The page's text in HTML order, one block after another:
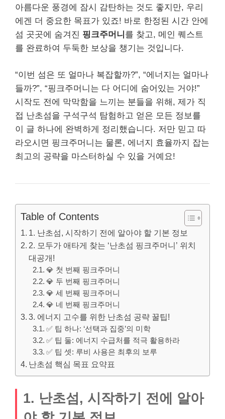
아름다운 풍경에 잠시 감탄하는 것도 좋지만, 우리
에겐 더 중요한 목표가 있죠! 바로 한정된 시간 안에
섬 곳곳에 숨겨진 핑크주머니 를 찾고, 메인 퀘스트
를 완료하여 두둑한 보상을 챙기는 것입니다.
“이번 섬은 또 얼마나 복잡할까?”, “에너지는 얼마나
들까?”, “핑크주머니는 다 어디에 숨어있는 거야!”
시작도 전에 막막함을 느끼는 분들을 위해, 제가 직
접 난초섬을 구석구석 탐험하고 얻은 모든 정보를
이 글 하나에 완벽하게 정리했습니다. 저만 믿고 따
라오시면 핑크주머니는 물론, 에너지 효율까지 잡는
최고의 공략을 마스터하실 수 있을 거예요!
Table of Contents
1. 난초섬, 시작하기 전에 알아야 할 기본 정보
2. 모두가 애타게 찾는 ‘난초섬 핑크주머니’ 위치
대공개!
💎 첫 번째 핑크주머니
💎 두 번째 핑크주머니
💎 세 번째 핑크주머니
💎 네 번째 핑크주머니
3. 에너지 고수를 위한 난초섬 공략 꿀팁!
✅ 팁 하나: ‘선택과 집중’의 미학
✅ 팁 둘: 에너지 수급처를 적극 활용하라
✅ 팁 셋: 루비 사용은 최후의 보루
난초섬 핵심 목표 요약표
1. 난초섬, 시작하기 전에 알아